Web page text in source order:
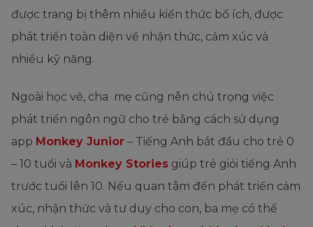
được trang bị thêm nhiều kiến thức bổ ích, được
phát triển toàn diện về nhận thức, cảm xúc và
nhiều kỹ năng.
Ngoài học vẽ, cha mẹ cũng nên chú trọng việc
phát triển ngôn ngữ cho trẻ bằng cách sử dụng
app Monkey Junior – Tiếng Anh bắt đầu cho trẻ 0
– 10 tuổi và Monkey Stories giúp trẻ giỏi tiếng Anh
trước tuổi lên 10. Nếu quan tâm đến phát triển cảm
xúc, nhận thức và tư duy cho con, ba mẹ có thể